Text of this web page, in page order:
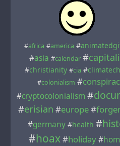
#africa #america #
#asia #calendar #
#christianity #cia #
#colonialism #
#cryptocolonialism #
#erisian #europe#
#germany #health #
#hoax#holiday #